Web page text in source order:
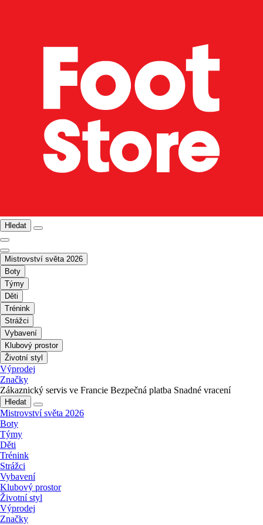
Hledat
Mistrovství světa 2026
Boty
Týmy
Děti
Trénink
Strážci
Vybavení
Klubový prostor
Životní styl
Výprodej
Značky
Zákaznický servis ve Francie Bezpečná platba Snadné vracení
Hledat
Mistrovství světa 2026
Boty
Týmy
Děti
Trénink
Strážci
Vybavení
Klubový prostor
Životní styl
Výprodej
Značky